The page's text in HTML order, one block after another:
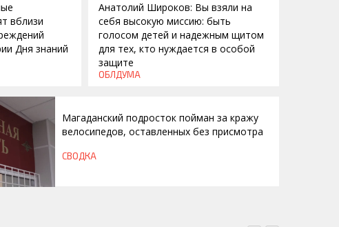
вблизи
Дня знаний
Анатолий Широков: Вы взяли на
себя высокую миссию: быть
голосом детей и надежным щитом
для тех, кто нуждается в особой
защите
ОБЛДУМА
Магаданский подросток пойман за кражу
велосипедов, оставленных без присмотра
СВОДКА